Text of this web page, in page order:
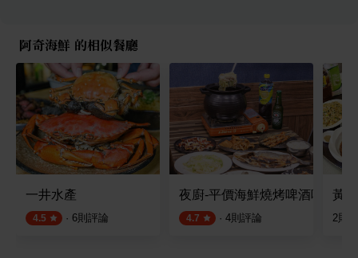
阿奇海鮮 的相似餐廳
一井水產
4.5 · 6則評論
夜廚-平價海鮮燒烤啤酒吧
4.7 · 4則評論
黃
2則